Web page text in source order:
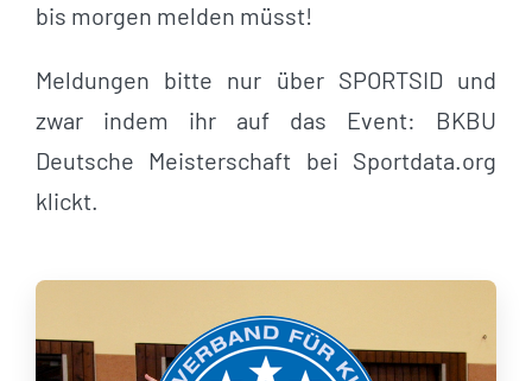
bis morgen melden müsst!
Meldungen bitte nur über SPORTSID und
zwar indem ihr auf das Event: BKBU
Deutsche Meisterschaft bei Sportdata.org
klickt.